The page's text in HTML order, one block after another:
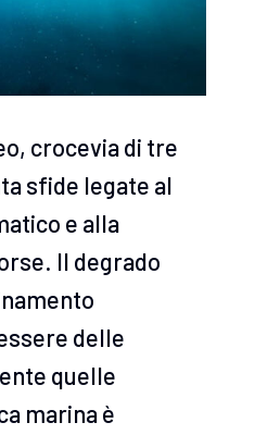
crocevia di tre
sfide legate al
e alla
Il degrado
delle
quelle
marina è